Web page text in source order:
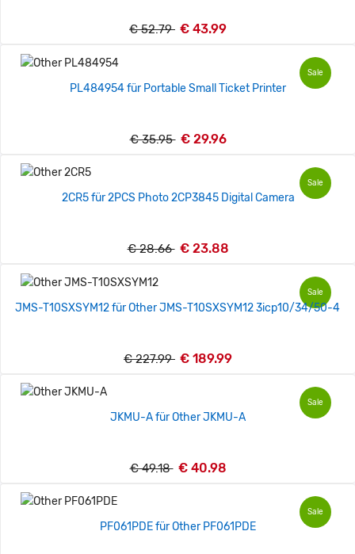
€ 52.79 € 43.99
Sale
PL484954 für Portable Small Ticket Printer
€ 35.95 € 29.96
Sale
2CR5 für 2PCS Photo 2CP3845 Digital Camera
€ 28.66 € 23.88
Sale
JMS-T10SXSYM12 für Other JMS-T10SXSYM12 3icp10/34/50-4
€ 227.99 € 189.99
Sale
JKMU-A für Other JKMU-A
€ 49.18 € 40.98
Sale
PF061PDE für Other PF061PDE